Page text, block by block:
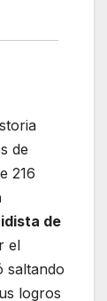
de
216
de
el
saltando
logros